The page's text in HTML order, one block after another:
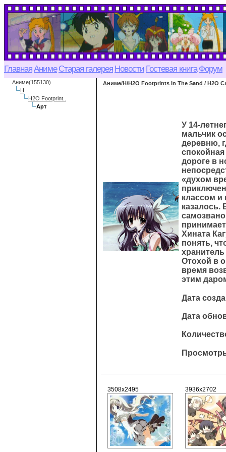
ГлавнаяАниме Старая галерея Новости Гостевая книга Форум
Аниме(155130)
H
H2O Footprint..
Арт
Аниме/H/H2O Footprints In The Sand / H2O
У 14-
мальчик
деревню,
дороге в
«духом
классом и
казалось.
Хината
понять,
Отохой в
время
этим
Дата
Дата
3508x2495 3936x2702